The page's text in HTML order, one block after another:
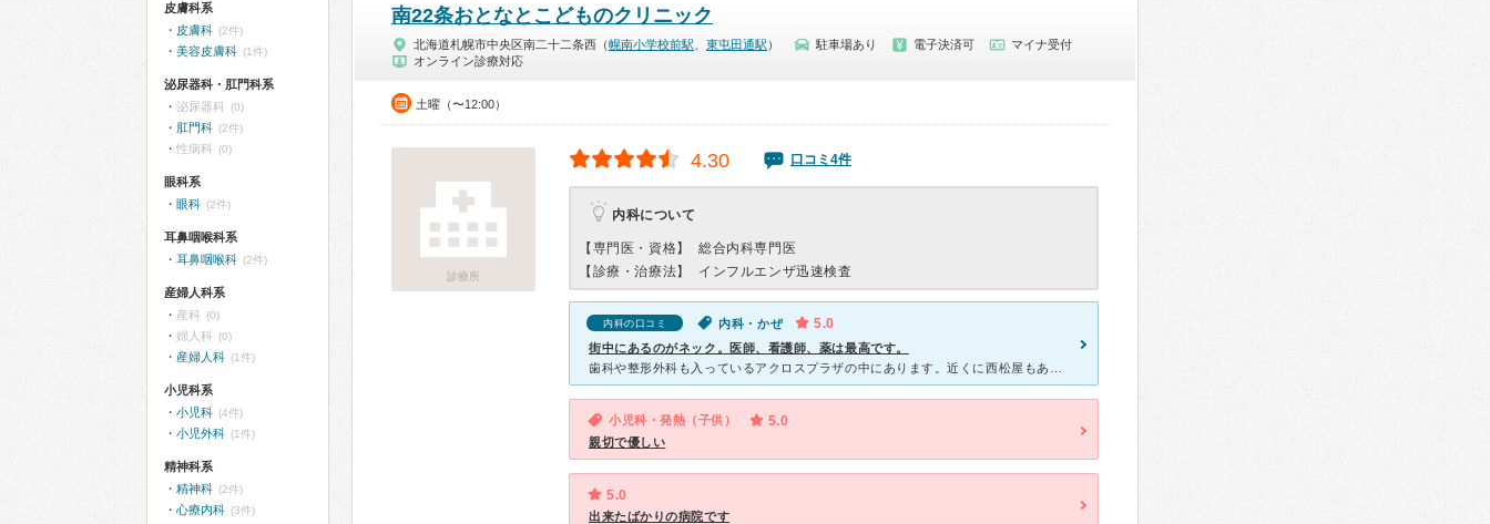
南22条おとなとこどものクリニック
北海道札幌市中央区南二十二条西（幌南小学校前駅 東屯田通駅 ） 駐車場あり 電子決済可
マイナ受付
オンライン診療対応
土曜（〜12:00）
診療所
4.30 口コミ4件
内科について
【専門医・資格】
総合内科専門医
【診療・治療法】
インフルエンザ迅速検査
内科の口コミ 内科・かぜ 5.0
街中にあるのがネック。医師、看護師、薬は最高です。
小児科・発熱（子供） 5.0
親切で優しい
5.0
出来たばかりの病院です
皮膚科系
皮膚科 (2件)
美容皮膚科 (1件)
泌尿器科・肛門科系
泌尿器科 (0)
肛門科 (2件)
性病科 (0)
眼科系
眼科 (2件)
耳鼻咽喉科系
耳鼻咽喉科 (2件)
産婦人科系
産科 (0)
婦人科 (0)
産婦人科 (1件)
小児科系
小児科 (4件)
小児外科 (1件)
精神科系
精神科 (2件)
心療内科 (3件)